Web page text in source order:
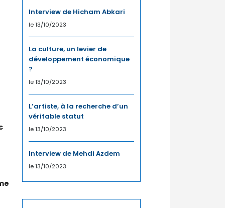
Interview de Hicham Abkari
le 13/10/2023
La culture, un levier de
développement économique
?
le 13/10/2023
L’artiste, à la recherche d’un
véritable statut
le 13/10/2023
Interview de Mehdi Azdem
le 13/10/2023